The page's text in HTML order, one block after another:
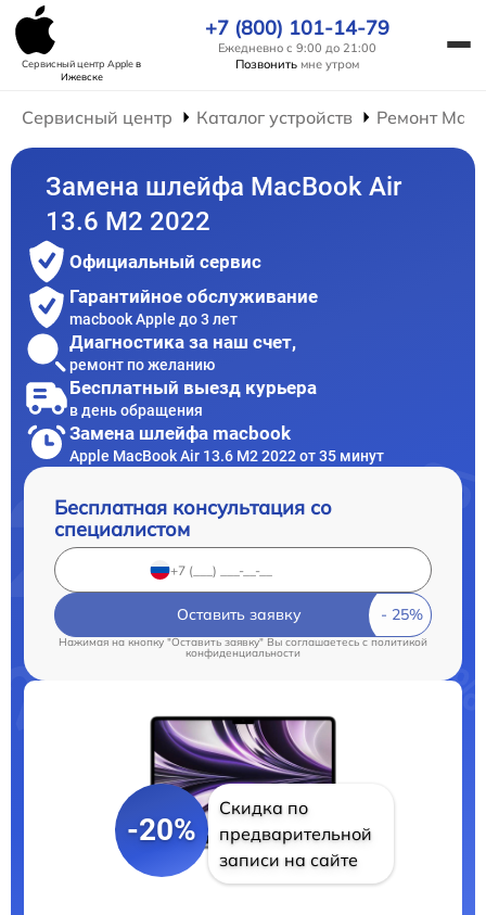
Сервисный центр Appleв
Ижевске
+7 (800) 101-14-79
Ежедневно с 9:00 до 21:00
Позвонить мне утром
Сервисный центр Каталог устройств Ремонт
Замена шлейфа MacBook Air
13.6 M2 2022
Официальный сервис
Гарантийное обслуживание
macbook Apple до 3 лет
Диагностика за наш счет,
ремонт по желанию
Бесплатный выезд курьера
в день обращения
Замена шлейфа macbook
Apple MacBook Air 13.6 M2 2022 от 35 минут
Бесплатная консультация со
специалистом
Оставить заявку
Нажимая на кнопку "Оставить заявку" Вы соглашаетесь cполитикой
конфиденциальности
-20%
Скидка по
предварительной
записи на сайте